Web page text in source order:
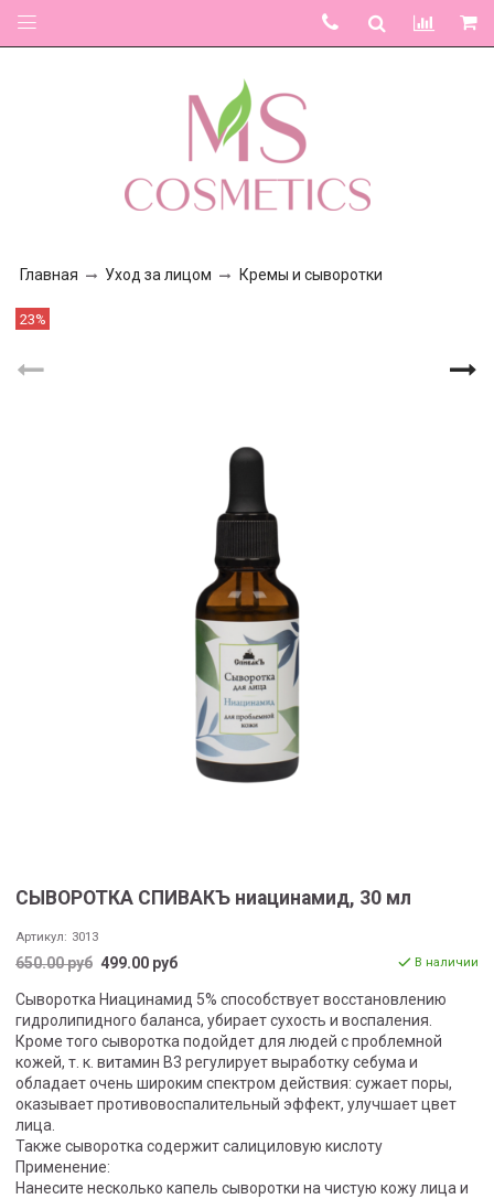
Главная Уход за лицом Кремы и сыворотки
23%
СЫВОРОТКА СПИВАКЪ ниацинамид, 30 мл
Артикул: 3013
650.00 руб 499.00 руб В наличии
Сыворотка Ниацинамид 5% способствует восстановлению
гидролипидного баланса, убирает сухость и воспаления.
Кроме того сыворотка подойдет для людей с проблемной
кожей, т. к. витамин В3 регулирует выработку себума и
обладает очень широким спектром действия: сужает поры,
оказывает противовоспалительный эффект, улучшает цвет
лица.
Также сыворотка содержит салициловую кислоту
Применение:
Нанесите несколько капель сыворотки на чистую кожу лица и